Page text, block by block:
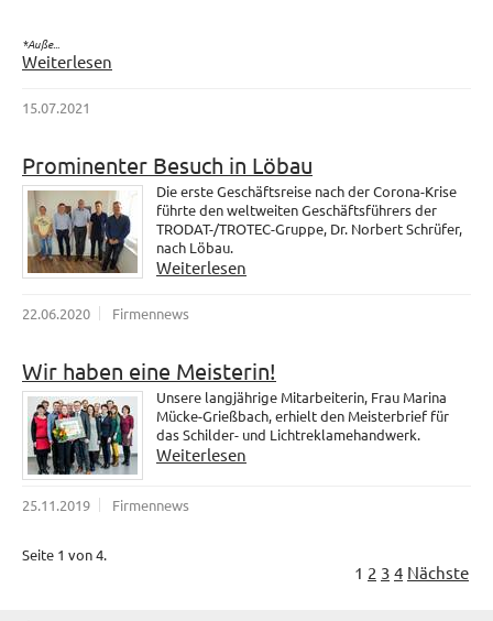
*Auße...
Weiterlesen
15.07.2021
Prominenter Besuch in Löbau
Die erste Geschäftsreise nach der Corona-Krise
führte den weltweiten Geschäftsführers der
TRODAT-/TROTEC-Gruppe, Dr. Norbert Schrüfer,
nach Löbau.
Weiterlesen
22.06.2020 Firmennews
Wir haben eine Meisterin!
Unsere langjährige Mitarbeiterin, Frau Marina
Mücke-Grießbach, erhielt den Meisterbrief für
das Schilder- und Lichtreklamehandwerk.
Weiterlesen
25.11.2019 Firmennews
Seite 1 von 4.
1 2 3 4 Nächste